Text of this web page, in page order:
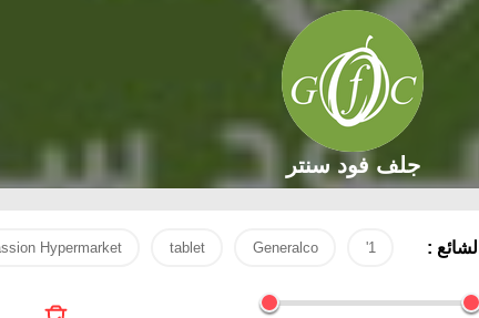
جلف فود سنتر
الشائع : 1'
Generalco
tablet
Hypermarket